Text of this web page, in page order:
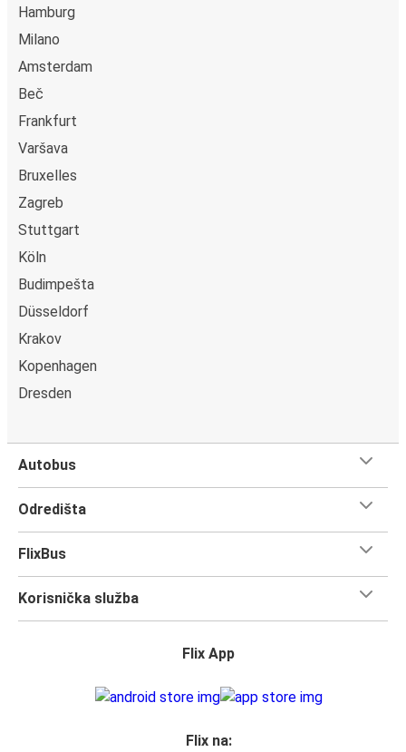
Hannover
Varaždin
Tuzla
Hamburg
Milano
Amsterdam
Beč
Frankfurt
Varšava
Bruxelles
Zagreb
Stuttgart
Köln
Budimpešta
Düsseldorf
Krakov
Kopenhagen
Dresden
Autobus
Odredišta
FlixBus
Korisnička služba
Flix App
Flix na: